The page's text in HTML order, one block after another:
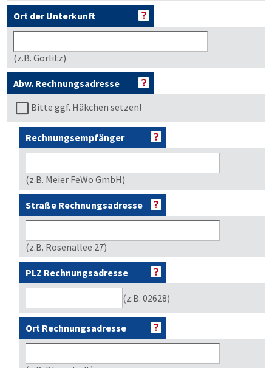
Ort der Unterkunft
(z.B. Görlitz)
Abw. Rechnungsadresse
Bitte ggf. Häkchen setzen!
Rechnungsempfänger
(z.B. Meier FeWo GmbH)
Straße Rechnungsadresse
(z.B. Rosenallee 27)
PLZ Rechnungsadresse
(z.B. 02628)
Ort Rechnungsadresse